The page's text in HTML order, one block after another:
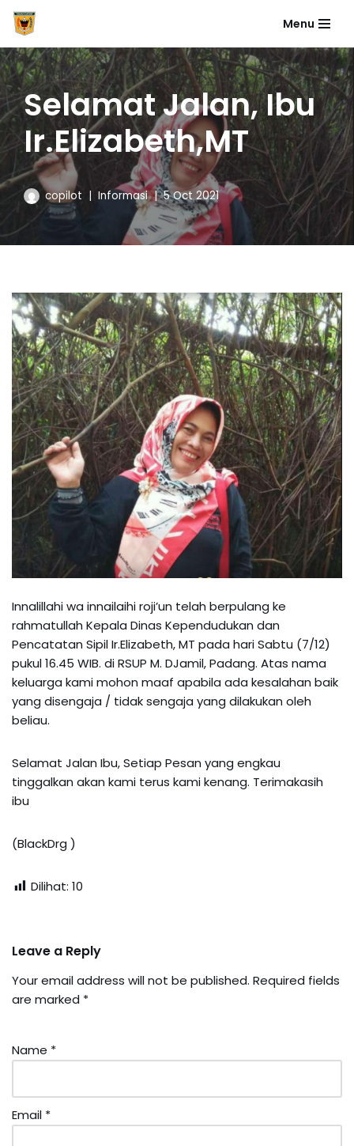
to
content
Menu
Selamat Jalan, Ibu
Ir.Elizabeth,MT
copilot Informasi 5 Oct 2021
Innalillahi wa innailaihi roji’un telah berpulang ke
rahmatullah Kepala Dinas Kependudukan dan
Pencatatan Sipil Ir.Elizabeth, MT pada hari Sabtu (7/12)
pukul 16.45 WIB. di RSUP M. DJamil, Padang. Atas nama
keluarga kami mohon maaf apabila ada kesalahan baik
yang disengaja / tidak sengaja yang dilakukan oleh
beliau.
Selamat Jalan Ibu, Setiap Pesan yang engkau
tinggalkan akan kami terus kami kenang. Terimakasih
ibu
(BlackDrg )
Dilihat: 10
Leave a Reply
Your email address will not be published. Required fields
are marked *
Name *
Email *